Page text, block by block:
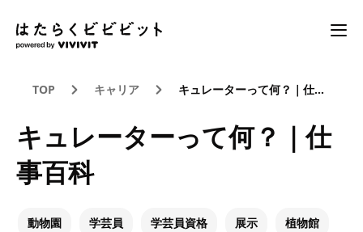
TOP キャリア キュレーターって何？｜仕事百科
キュレーターって何？｜仕
事百科
動物園 学芸員 学芸員資格 展示 植物館